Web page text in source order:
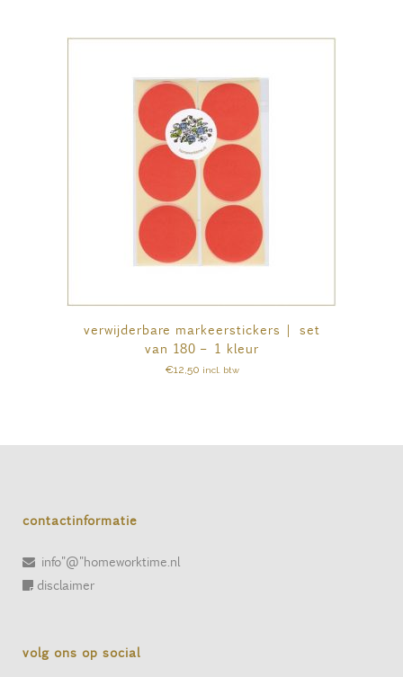
verwijderbare markeerstickers | set
van 180 – 1 kleur
€12,50 incl. btw
contactinformatie
info"@"homeworktime.nl
disclaimer
volg ons op social